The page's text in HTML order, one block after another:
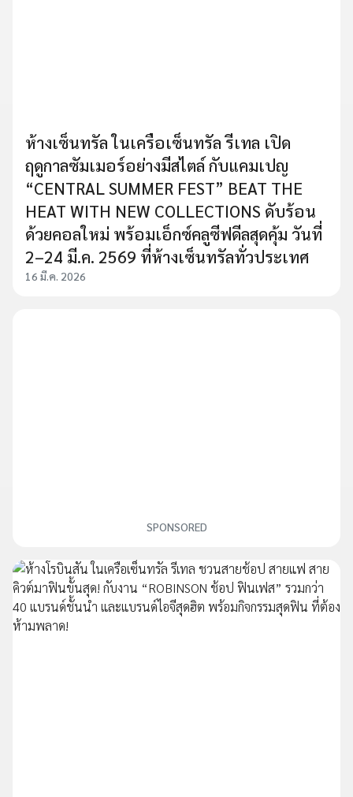
ห้างเซ็นทรัล ในเครือเซ็นทรัล รีเทล เปิด
ฤดูกาลซัมเมอร์อย่างมีสไตล์ กับแคมเปญ
“CENTRAL SUMMER FEST” BEAT THE
HEAT WITH NEW COLLECTIONS ดับร้อน
ด้วยคอลใหม่ พร้อมเอ็กซ์คลูซีฟดีลสุดคุ้ม วันที่
2–24 มี.ค. 2569 ที่ห้างเซ็นทรัลทั่วประเทศ
16 มี.ค. 2026
SPONSORED